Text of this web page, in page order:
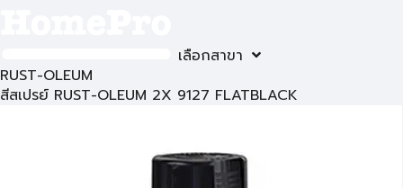
เลือกสาขา
RUST-OLEUM
สีสเปรย์ RUST-OLEUM 2X 9127 FLATBLACK